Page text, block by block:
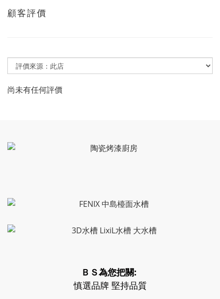
顧客評價
尚未有任何評價
ＢＳ為您把關:
慎選品牌 堅持品質